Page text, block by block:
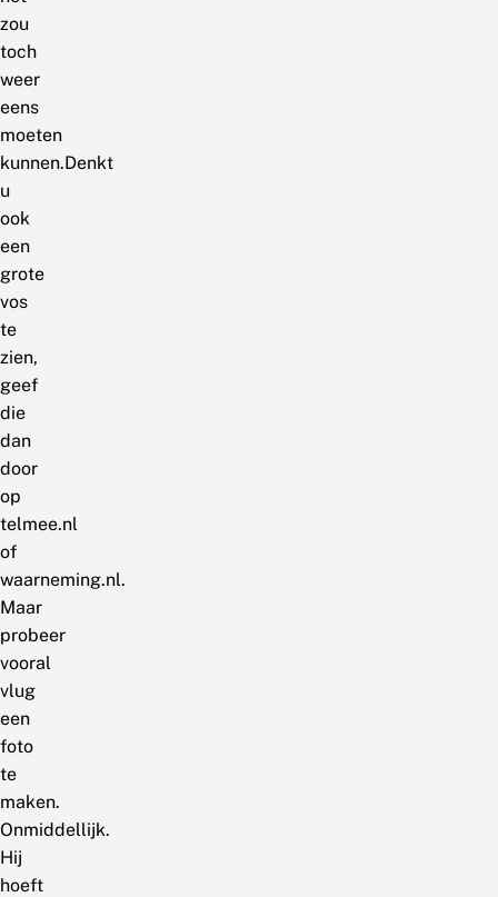
zou
toch
weer
eens
moeten
kunnen.Denkt
u
ook
een
grote
vos
te
zien,
geef
die
dan
door
op
telmee.nl
of
waarneming.nl.
Maar
probeer
vooral
vlug
een
foto
te
maken.
Onmiddellijk.
Hij
hoeft